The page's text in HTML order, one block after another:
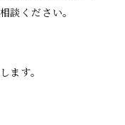
談ください。
ます。